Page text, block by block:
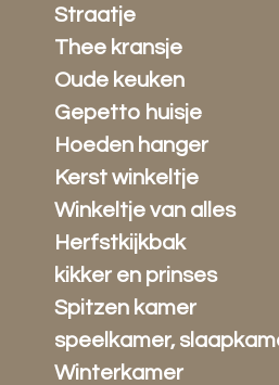
Straatje
Thee kransje
Oude keuken
Gepetto huisje
Hoeden hanger
Kerst winkeltje
Winkeltje van alles
Herfstkijkbak
kikker en prinses
Spitzen kamer
speelkamer,
Winterkamer